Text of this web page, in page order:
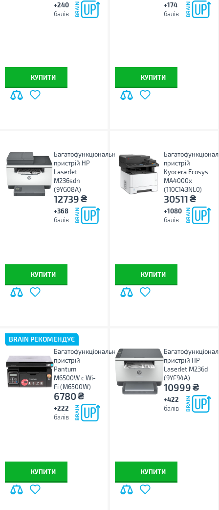
+240
балів
КУПИТИ
+174
балів
КУПИТИ
Багатофункціональний
пристрій HP
LaserJet
M236sdn
(9YG08A)
12739₴
+368
балів
КУПИТИ
пристрій
Kyocera Ecosys
MA4000x
(110C143NL0)
30511₴
+1080
балів
КУПИТИ
BRAIN РЕКОМЕНДУЄ
Багатофункціональний
пристрій
Pantum
M6500W с Wi-
Fi (M6500W)
6780₴
+222
балів
КУПИТИ
пристрій HP
LaserJet M236d
(9YF94A)
10999₴
+422
балів
КУПИТИ